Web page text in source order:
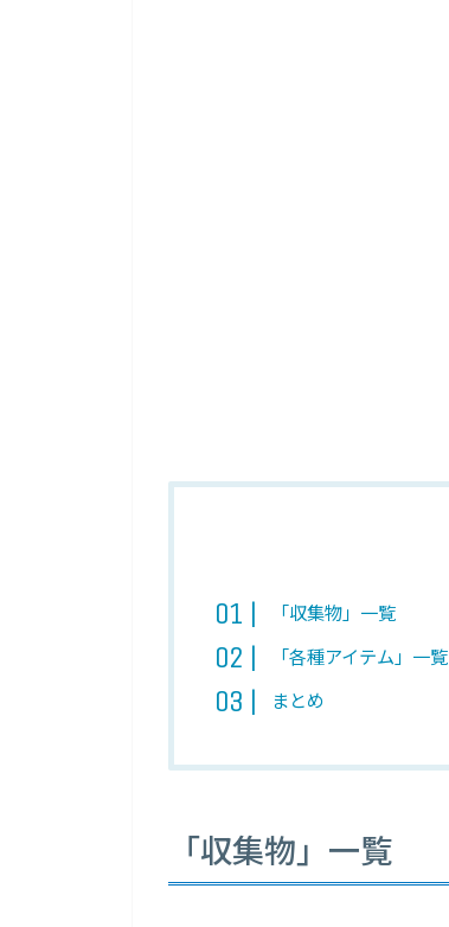
「収集物」一覧
「各種アイテム」一覧
まとめ
「収集物」一覧